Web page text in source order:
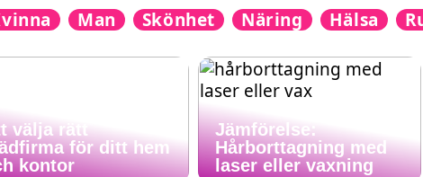
Man Skönhet Näring Hälsa
välja rätt
för ditt hem
kontor
Jämförelse:
Hårborttagning med
laser eller vaxning